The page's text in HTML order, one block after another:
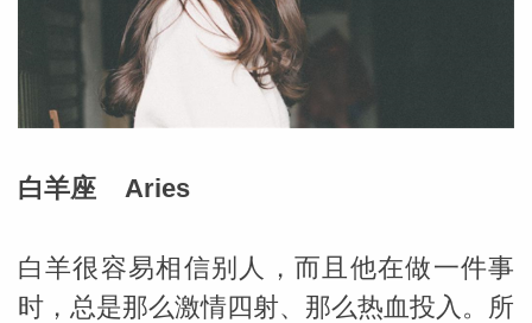
白羊座 Aries
白羊很容易相信别人，而且他在做一件事
时，总是那么激情四射、那么热血投入。所